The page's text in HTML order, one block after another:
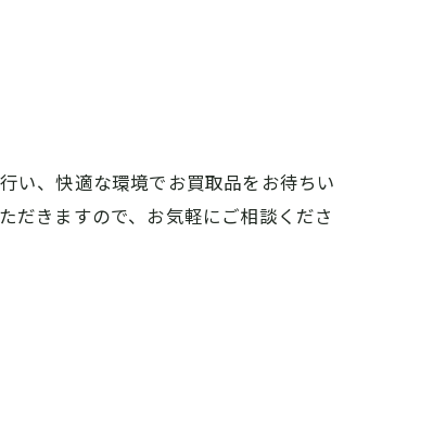
い、快適な環境でお買取品をお待ちい
だきますので、お気軽にご相談くださ